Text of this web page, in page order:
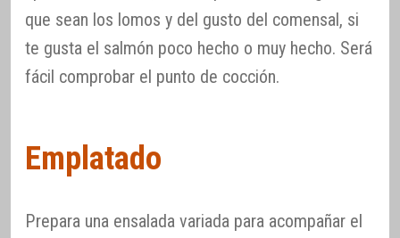
que sean los lomos y del gusto del comensal, si
te gusta el salmón poco hecho o muy hecho. Será
fácil comprobar el punto de cocción.
Emplatado
Prepara una ensalada variada para acompañar el